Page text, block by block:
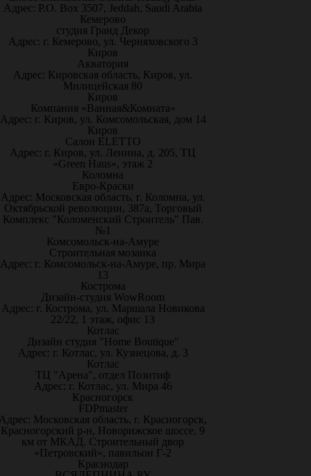
Адрес: P.O. Box 3507, Jeddah, Saudi Arabia
Кемерово
студия Гранд Декор
Адрес: г. Кемерово, ул. Черняховского 3
Киров
Акватория
Адрес: Кировская область, Киров, ул.
Милицейская 80
Киров
Компания «Ванная&Комната»
Адрес: г. Киров, ул. Комсомольская, дом 14
Киров
Салон ELETTO
Адрес: г. Киров, ул. Ленина, д. 205, ТЦ
«Green Haus», этаж 2
Коломна
Евро-Краски
Адрес: Московская область, г. Коломна, ул.
Октябрьской революции, 387а, Торговый
Комплекс "Коломенский Строитель" Пав.
№1
Комсомольск-на-Амуре
Строительная мозаика
Адрес: г. Комсомольск-на-Амуре, пр. Мира
13
Кострома
Дизайн-студия WowRoom
Адрес: г. Кострома, ул. Маршала Новикова
22/22, 1 этаж, офис 13
Котлас
Дизайн студия "Home Boutique"
Адрес: г. Котлас, ул. Кузнецова, д. 3
Котлас
ТЦ "Арена", отдел Позитиф
Адрес: г. Котлас, ул. Мира 46
Красногорск
FDPmaster
Московская область, г. Красногорск,
Красногорский р-н, Новорижское шоссе, 9
км от МКАД. Строительный двор
«Петровский», павильон Г-2
Краснодар